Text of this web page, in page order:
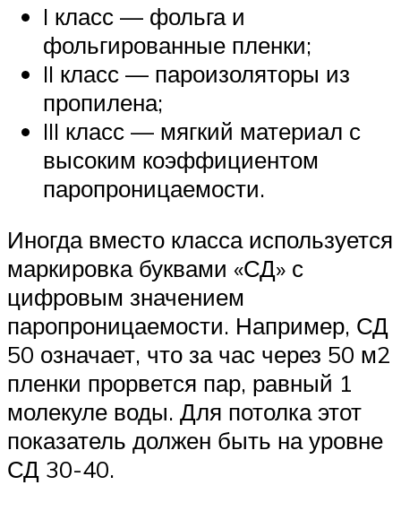
I класс — фольга и
фольгированные пленки;
II класс — пароизоляторы из
пропилена;
III класс — мягкий материал с
высоким коэффициентом
паропроницаемости.
Иногда вместо класса используется
маркировка буквами «СД» с
цифровым значением
паропроницаемости. Например, СД
50 означает, что за час через 50 м2
пленки прорвется пар, равный 1
молекуле воды. Для потолка этот
показатель должен быть на уровне
СД 30-40.